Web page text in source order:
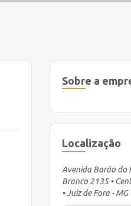
Sobre a
Localização
Avenida Barão do
Branco 2135 •
• Juiz de Fora - MG